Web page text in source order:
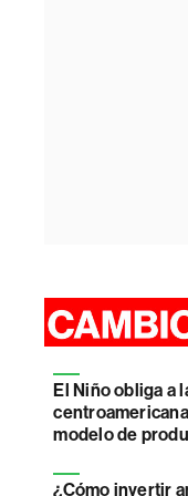
El Niño obliga a
modelo de
¿Cómo invertir